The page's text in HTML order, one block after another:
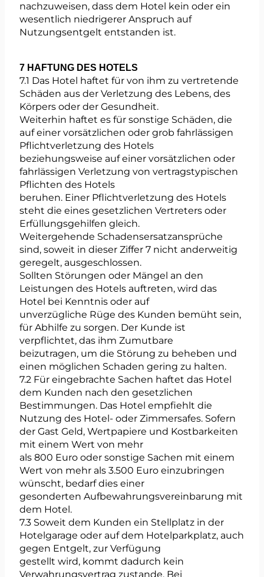
nachzuweisen, dass dem Hotel kein oder ein
wesentlich niedrigerer Anspruch auf
Nutzungsentgelt entstanden ist.
7 HAFTUNG DES HOTELS
7.1 Das Hotel haftet für von ihm zu vertretende
Schäden aus der Verletzung des Lebens, des
Körpers oder der Gesundheit.
Weiterhin haftet es für sonstige Schäden, die
auf einer vorsätzlichen oder grob fahrlässigen
Pflichtverletzung des Hotels
beziehungsweise auf einer vorsätzlichen oder
fahrlässigen Verletzung von vertragstypischen
Pflichten des Hotels
beruhen. Einer Pflichtverletzung des Hotels
steht die eines gesetzlichen Vertreters oder
Erfüllungsgehilfen gleich.
Weitergehende Schadensersatzansprüche
sind, soweit in dieser Ziffer 7 nicht anderweitig
geregelt, ausgeschlossen.
Sollten Störungen oder Mängel an den
Leistungen des Hotels auftreten, wird das
Hotel bei Kenntnis oder auf
unverzügliche Rüge des Kunden bemüht sein,
für Abhilfe zu sorgen. Der Kunde ist
verpflichtet, das ihm Zumutbare
beizutragen, um die Störung zu beheben und
einen möglichen Schaden gering zu halten.
7.2 Für eingebrachte Sachen haftet das Hotel
dem Kunden nach den gesetzlichen
Bestimmungen. Das Hotel empfiehlt die
Nutzung des Hotel- oder Zimmersafes. Sofern
der Gast Geld, Wertpapiere und Kostbarkeiten
mit einem Wert von mehr
als 800 Euro oder sonstige Sachen mit einem
Wert von mehr als 3.500 Euro einzubringen
wünscht, bedarf dies einer
gesonderten Aufbewahrungsvereinbarung mit
dem Hotel.
7.3 Soweit dem Kunden ein Stellplatz in der
Hotelgarage oder auf dem Hotelparkplatz, auch
gegen Entgelt, zur Verfügung
gestellt wird, kommt dadurch kein
Verwahrungsvertrag zustande. Bei